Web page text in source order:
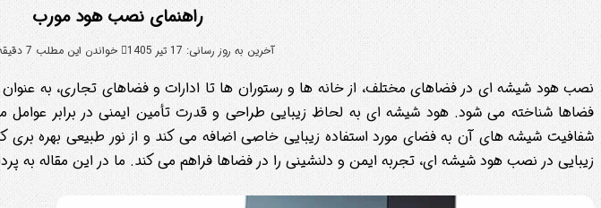
راهنمای نصب هود مورب
آخرین به روز رسانی: 17 تیر 1405 خواندن این مطلب 7 دقیقه زمان میبرد
نصب هود شیشه ای در فضاهای مختلف، از خانه ها و رستوران ها تا ادارات و فضاهای تجاری، به عنوان
فضاها شناخته می شود. هود شیشه ای به لحاظ زیبایی طراحی و قدرت تأمین ایمنی در برابر
شفافیت شیشه های آن به فضای مورد استفاده زیبایی خاصی اضافه می کند و از نور طبیعی بهره
زیبایی در نصب هود شیشه ای، تجربه ایمن و دلنشینی را در فضاها فراهم می کند. ما در این مقاله به